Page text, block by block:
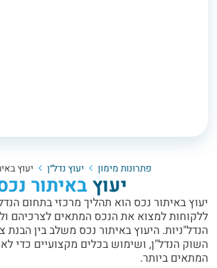
פתרונות מימון יעוץ נדל״ן יעוץ
יעוץבאיתור
יעוץ באיתור נכס הוא תהליך מרכזי בתחום
ללקוחות למצוא את הנכס המתאים לצרכיהם
הנדל"ניות. היעוץ באיתור נכס משלב בין הבנת
השוק הנדל"ן, ושימוש בכלים מקצועיים כדי
המתאים ביותר.